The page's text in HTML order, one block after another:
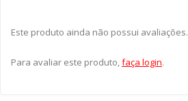
Este produto ainda não possui avaliações.
Para avaliar este produto, faça login.